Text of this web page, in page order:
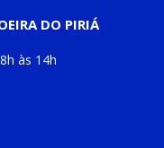
DO PIRIÁ
às 14h